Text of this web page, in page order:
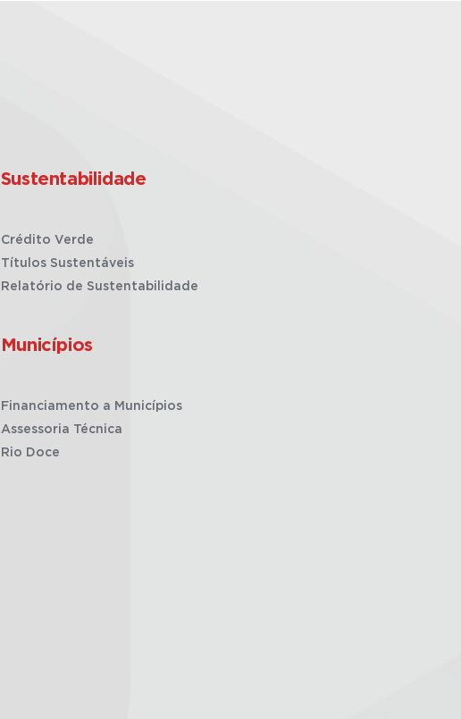
Sustentabilidade
Crédito Verde
Títulos Sustentáveis
Relatório de Sustentabilidade
Municípios
Financiamento a Municípios
Assessoria Técnica
Rio Doce